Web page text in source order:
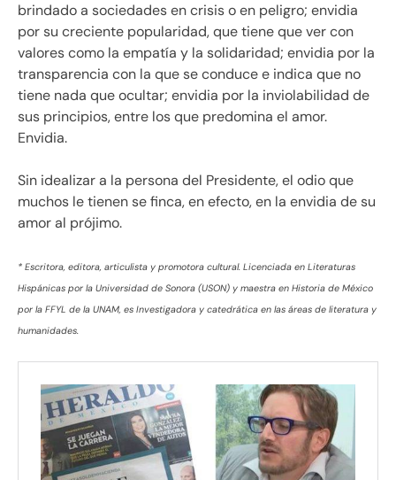
brindado a sociedades en crisis o en peligro; envidia
por su creciente popularidad, que tiene que ver con
valores como la empatía y la solidaridad; envidia por la
transparencia con la que se conduce e indica que no
tiene nada que ocultar; envidia por la inviolabilidad de
sus principios, entre los que predomina el amor.
Envidia.
Sin idealizar a la persona del Presidente, el odio que
muchos le tienen se finca, en efecto, en la envidia de su
amor al prójimo.
* Escritora, editora, articulista y promotora cultural. Licenciada en Literaturas
Hispánicas por la Universidad de Sonora (USON) y maestra en Historia de México
por la FFYL de la UNAM, es Investigadora y catedrática en las áreas de literatura y
humanidades.